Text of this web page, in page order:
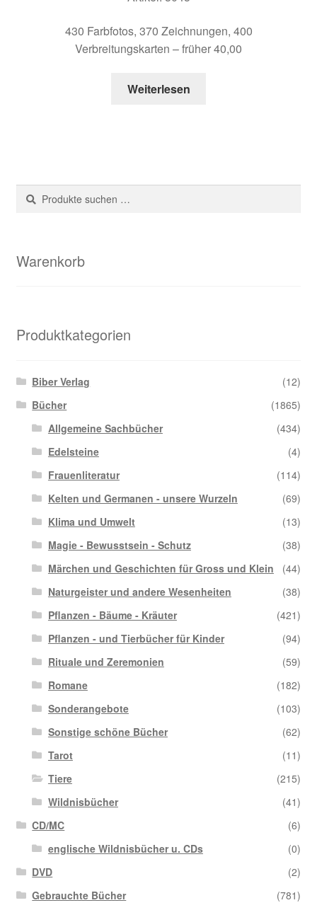
430 Farbfotos, 370 Zeichnungen, 400
Verbreitungskarten – früher 40,00
Weiterlesen
Suche
nach:
Suchen
Warenkorb
Produktkategorien
Biber Verlag
(12)
Bücher
(1865)
Allgemeine Sachbücher
(434)
Edelsteine
(4)
Frauenliteratur
(114)
Kelten und Germanen - unsere Wurzeln
(69)
Klima und Umwelt
(13)
Magie - Bewusstsein - Schutz
(38)
Märchen und Geschichten für Gross und Klein
(44)
Naturgeister und andere Wesenheiten
(38)
Pflanzen - Bäume - Kräuter
(421)
Pflanzen - und Tierbücher für Kinder
(94)
Rituale und Zeremonien
(59)
Romane
(182)
Sonderangebote
(103)
Sonstige schöne Bücher
(62)
Tarot
(11)
Tiere
(215)
Wildnisbücher
(41)
CD/MC
(6)
englische Wildnisbücher u. CDs
(0)
DVD
(2)
Gebrauchte Bücher
(781)